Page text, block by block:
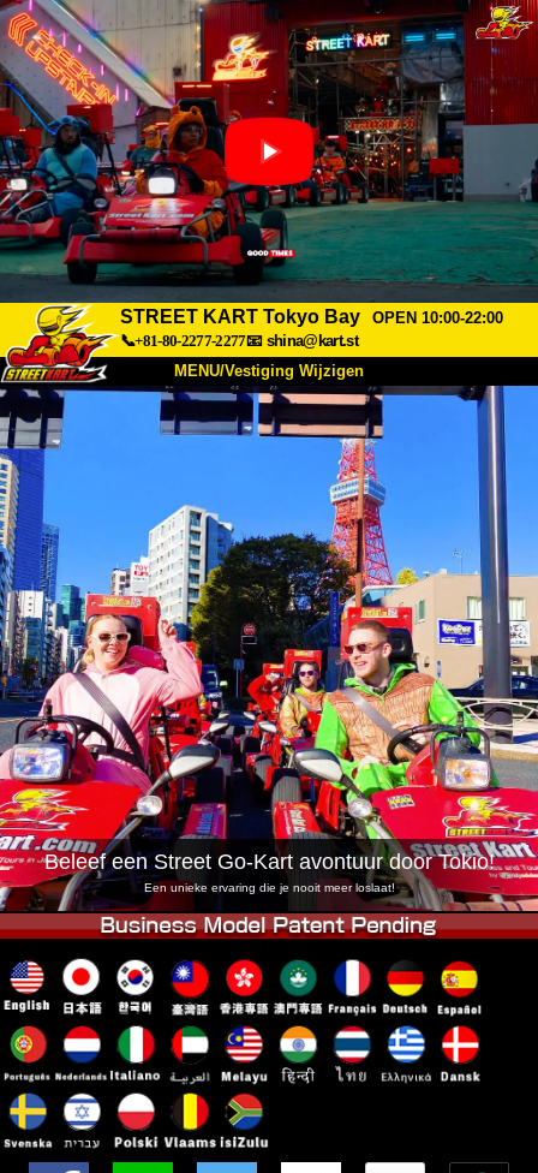
STREET KART Tokyo Bay
OPEN 10:00-22:00
📞+81-80-2277-2277📧 shina@kart.st
MENU/Vestiging Wijzigen
TOP
Veelgestelde Vragen
Reserveren
Vestiging Wijzigen
Tokio Shinagawa Tokio Akihabara#1
Tokio Akihabara#2 Tokio Shibuya
Tokio Shibuya Annex Tokio Baai
Tokio Asakusa Osaka
Okinawa
Beleef een Street Go-Kart avontuur door Tokio!
Een unieke ervaring die je nooit meer loslaat!